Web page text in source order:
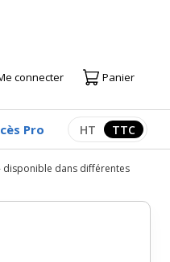
connecter Panier
Pro Afficher les
HT TTC
disponible dans différentes